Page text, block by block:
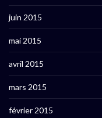
juin 2015
mai 2015
avril 2015
mars 2015
février 2015